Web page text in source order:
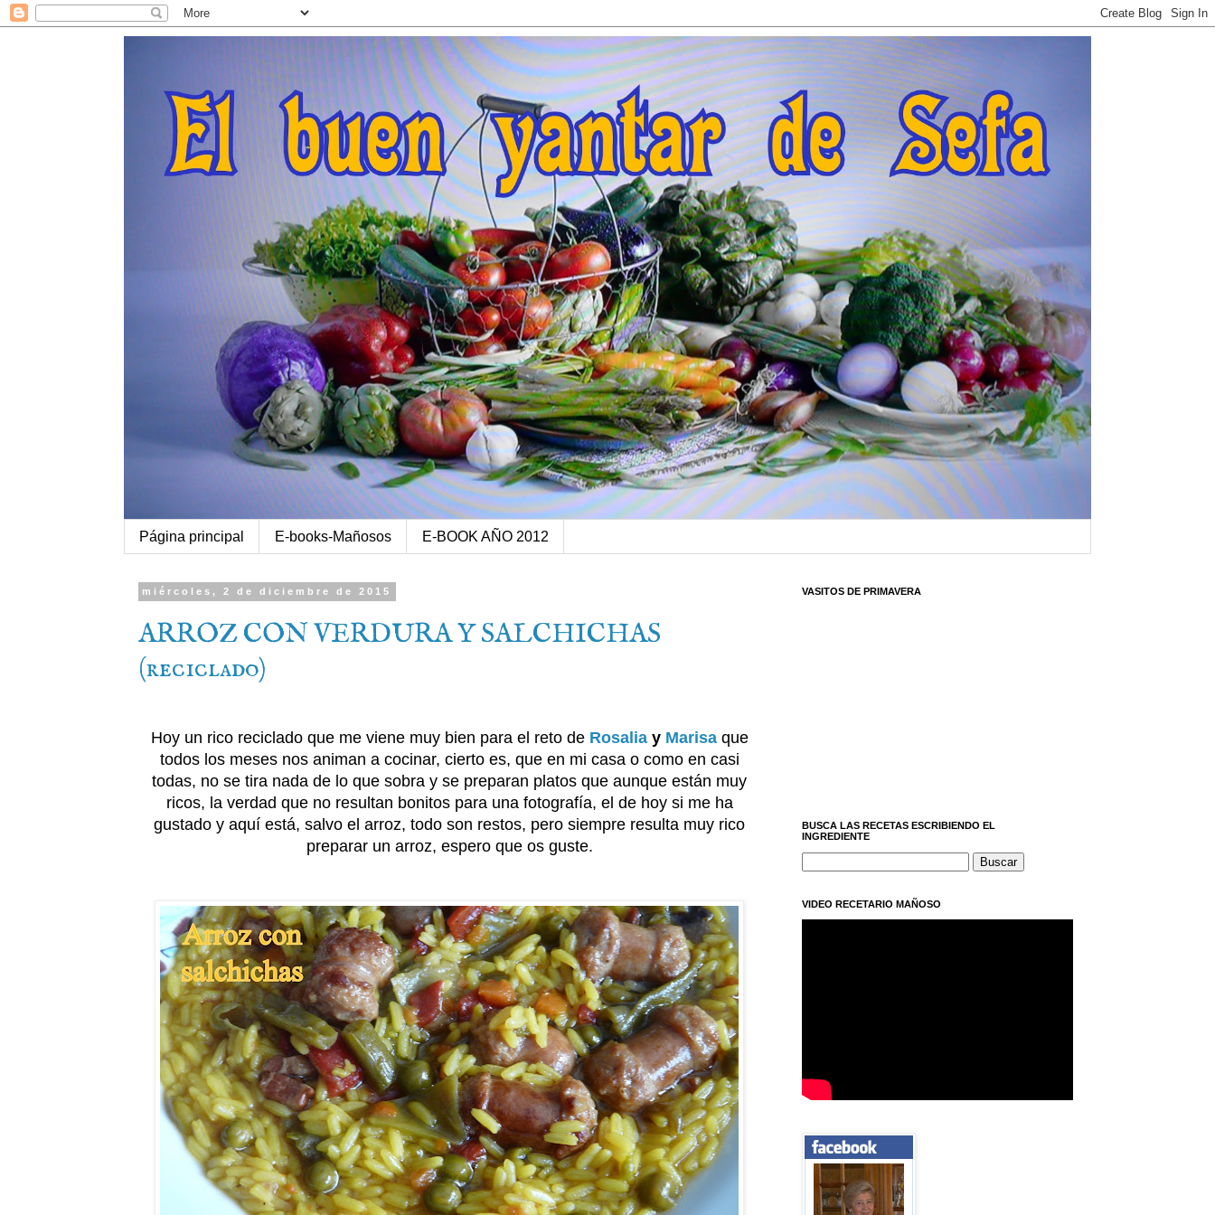
Página principal E-books-Mañosos E-BOOK AÑO 2012
miércoles, 2 de diciembre de 2015
ARROZ CON VERDURA Y SALCHICHAS
(reciclado)
Hoy un rico reciclado que me viene muy bien para el reto de Rosaliay Marisaque
todos los meses nos animan a cocinar, cierto es, que en mi casa o como en casi
todas, no se tira nada de lo que sobra y se preparan platos que aunque están muy
ricos, la verdad que no resultan bonitos para una fotografía, el de hoy si me ha
gustado y aquí está, salvo el arroz, todo son restos, pero siempre resulta muy rico
preparar un arroz, espero que os guste.
VASITOS DE PRIMAVERA
BUSCA LAS RECETAS ESCRIBIENDO EL
INGREDIENTE
VIDEO RECETARIO MAÑOSO